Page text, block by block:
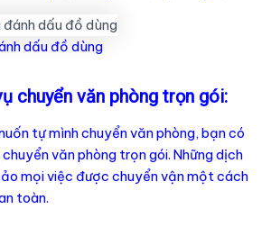
dấu đồ dùng
chuyển văn phòng trọn gói:
tự mình chuyển văn phòng, bạn có
văn phòng trọn gói. Những dịch
mọi việc được chuyển vận một cách
toàn.